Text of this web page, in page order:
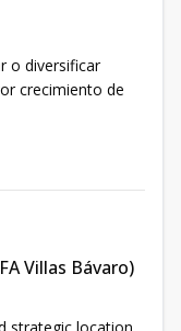
o diversificar
crecimiento de
Villas Bávaro)